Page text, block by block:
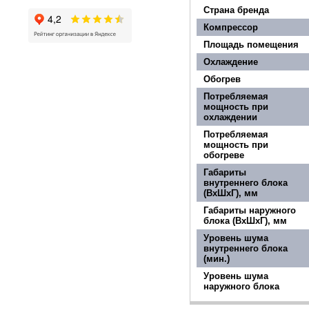
Страна бренда
Компрессор
Площадь помещения
Охлаждение
Обогрев
Потребляемая
мощность при
охлаждении
Потребляемая
мощность при
обогреве
Габариты
внутреннего блока
(ВхШхГ), мм
Габариты наружного
блока (ВхШхГ), мм
Уровень шума
внутреннего блока
(мин.)
Уровень шума
наружного блока